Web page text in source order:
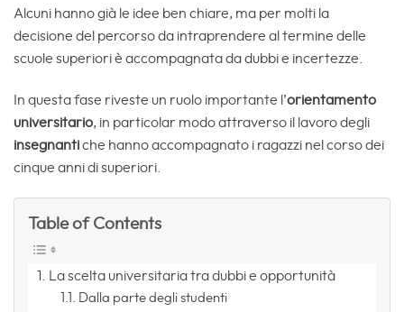
Alcuni hanno già le idee ben chiare, ma per molti la
decisione del percorso da intraprendere al termine delle
scuole superiori è accompagnata da dubbi e incertezze.
In questa fase riveste un ruolo importante l’orientamento
universitario, in particolar modo attraverso il lavoro degli
insegnantiche hanno accompagnato i ragazzi nel corso dei
cinque anni di superiori.
Table of Contents
La scelta universitaria tra dubbi e opportunità
Dalla parte degli studenti